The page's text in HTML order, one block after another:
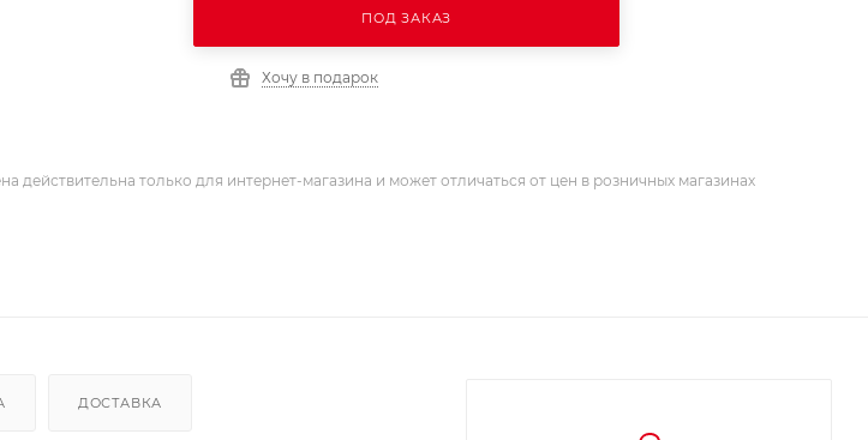
ПОД ЗАКАЗ
Хочу в подарок
действительна только для интернет-магазина и может отличаться от цен в розничных магазинах
ДОСТАВКА